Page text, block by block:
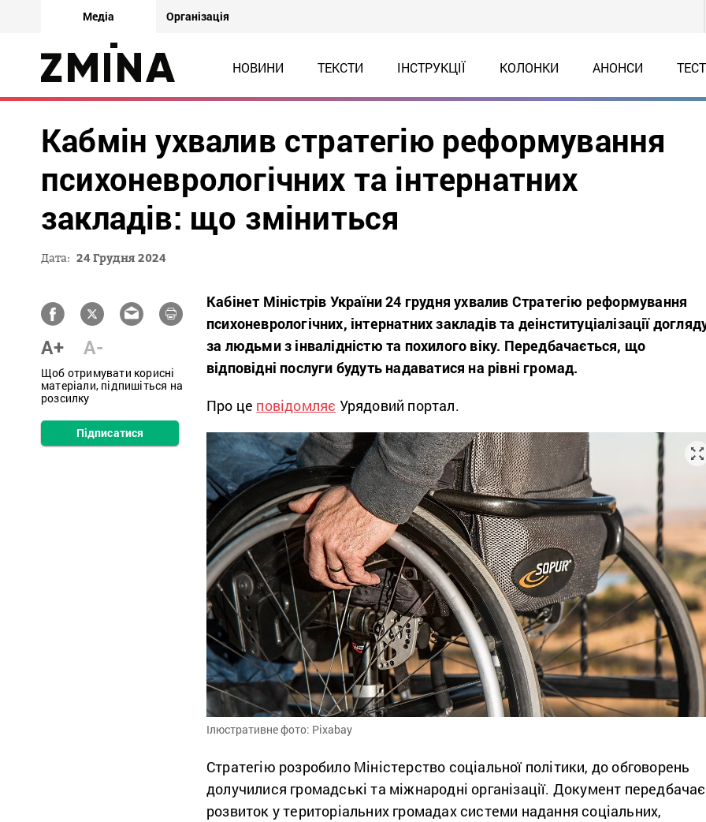
Медіа Організація
НОВИНИ ТЕКСТИ ІНСТРУКЦІЇ КОЛОНКИ АНОНСИ
Кабмін ухвалив стратегію реформування
психоневрологічних та інтернатних
закладів: що зміниться
Дата: 24 Грудня 2024
A+ A-
Щоб отримувати корисні
матеріали, підпишіться на
розсилку
Підписатися
Кабінет Міністрів України 24 грудня ухвалив Стратегію реформування
психоневрологічних, інтернатних закладів та деінституціалізації
за людьми з інвалідністю та похилого віку. Передбачається, що
відповідні послуги будуть надаватися на рівні громад.
Про це повідомляє Урядовий портал.
Ілюстративне фото: Pixabay
Стратегію розробило Міністерство соціальної політики, до обговорень
долучилися громадські та міжнародні організації. Документ передбачає
розвиток у територіальних громадах системи надання соціальних,